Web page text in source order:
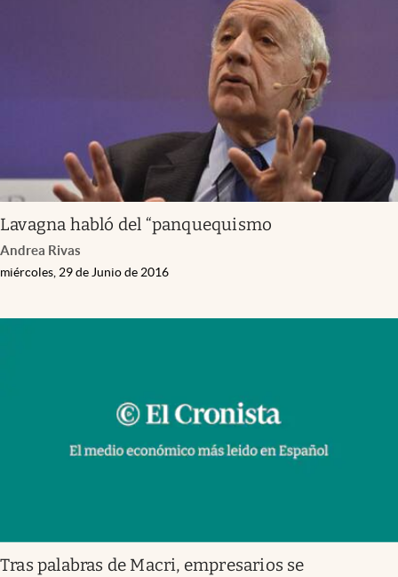
Lavagna habló del “panquequismo
Andrea Rivas
miércoles, 29 de Junio de 2016
Tras palabras de Macri, empresarios se